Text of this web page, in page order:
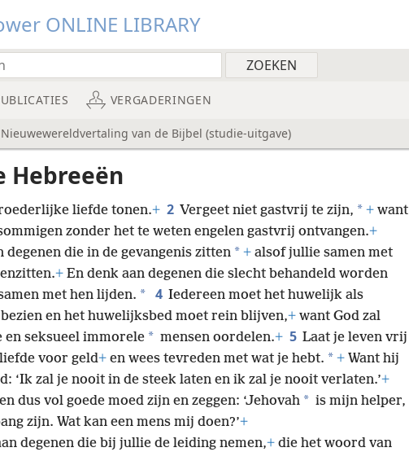
ONLINE LIBRARY
VERGADERINGEN
Nieuwewereldvertaling van de Bijbel (studie-uitgave)
Hebreeën
liefde tonen.+ 2 Vergeet niet gastvrij te zijn, * + want
zonder het te weten engelen gastvrij ontvangen.+
degenen die in de gevangenis zitten * + alsof jullie samen met
+ En denk aan degenen die slecht behandeld worden
met hen lijden. * 4 Iedereen moet het huwelijk als
bezien en het huwelijksbed moet rein blijven,+ want God zal
en seksueel immorele * mensen oordelen.+ 5 Laat je leven vrij
voor geld+ en wees tevreden met wat je hebt. * + Want hij
‘Ik zal je nooit in de steek laten en ik zal je nooit verlaten.’+
dus vol goede moed zijn en zeggen: ‘Jehovah * is mijn helper,
zijn. Wat kan een mens mij doen?’+
degenen die bij jullie de leiding nemen,+ die het woord van